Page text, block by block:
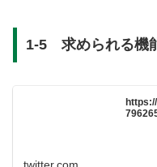
1-5 求められる機